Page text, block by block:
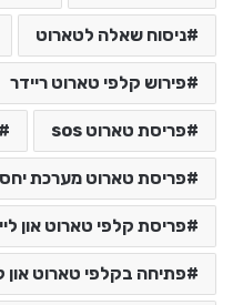
ניסוח שאלה לטארוט
פירוש קלפי טארוט ריידר
פריסת טארוט sos
פריסת טארוט מערכת
פריסת קלפי טארוט און
פתיחה בקלפי טארוט און